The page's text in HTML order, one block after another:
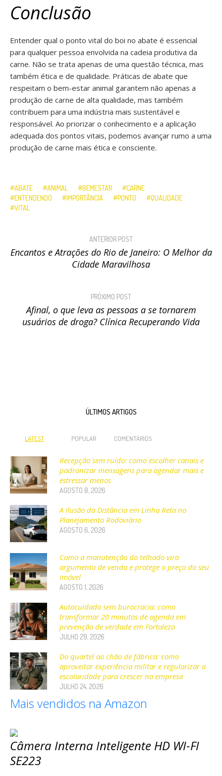
Conclusão
Entender qual o ponto vital do boi no abate é essencial
para qualquer pessoa envolvida na cadeia produtiva da
carne. Não se trata apenas de uma questão técnica, mas
também ética e de qualidade. Práticas de abate que
respeitam o bem-estar animal garantem não apenas a
produção de carne de alta qualidade, mas também
contribuem para uma indústria mais sustentável e
responsável. Ao priorizar o conhecimento e a aplicação
adequada dos pontos vitais, podemos avançar rumo a uma
produção de carne mais ética e consciente.
ABATE ANIMAL BEMESTAR
CARNE
ENTENDENDO
IMPORTÂNCIA PONTO
QUALIDADE
VITAL
ANTERIOR POST
Encantos e Atrações do Rio de Janeiro: O Melhor da
Cidade Maravilhosa
PRÓXIMO POST
Afinal, o que leva as pessoas a se tornarem
usuários de droga? Clínica Recuperando Vida
ÚLTIMOS ARTIGOS
LATEST POPULAR COMENTÁRIOS
Recepção sem ruído: como escolher canais e
padronizar mensagens para agendar mais e
estressar menos
AGOSTO 8, 2026
A Ilusão da Distância em Linha Reta no
Planejamento Rodoviário
AGOSTO 6, 2026
Como a manutenção do telhado vira
argumento de venda e protege o preço do seu
imóvel
AGOSTO 1, 2026
Autocuidado sem burocracia: como
transformar 20 minutos de agenda em
prevenção de verdade em Fortaleza
JULHO 29, 2026
Do quartel ao chão de fábrica: como
aproveitar experiência militar e regularizar a
escolaridade para crescer na empresa
JULHO 24, 2026
Mais vendidos na Amazon
Câmera Interna Inteligente HD WI-FI
SE223